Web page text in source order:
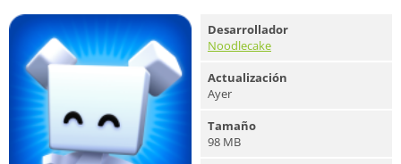
Desarrollador
Noodlecake
Actualización
Ayer
Tamaño
98 MB